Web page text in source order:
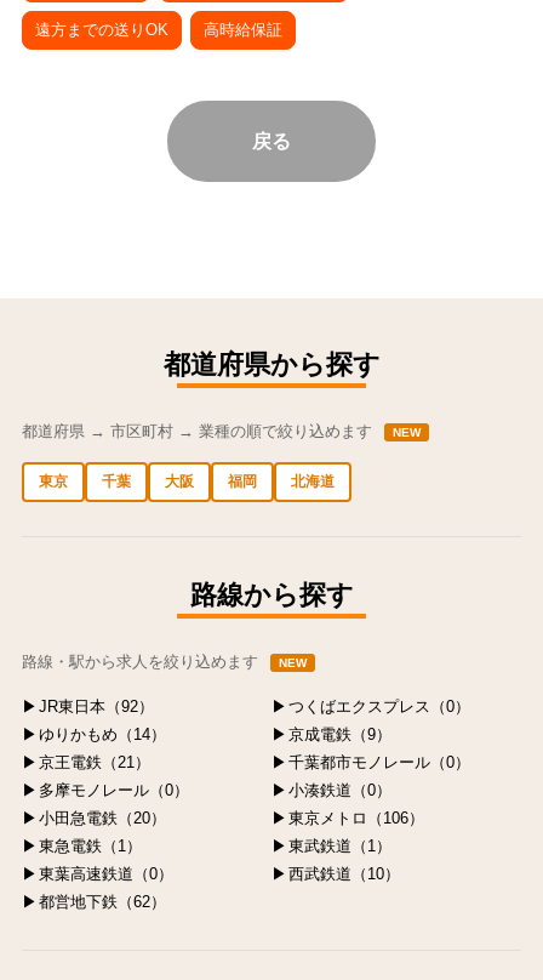
遠方までの送りOK 高時給保証
戻る
都道府県から探す
都道府県 → 市区町村 → 業種の順で絞り込めます NEW
東京 千葉 大阪 福岡 北海道
路線から探す
路線・駅から求人を絞り込めます NEW
JR東日本（92）
つくばエクスプレス（0）
ゆりかもめ（14）
京成電鉄（9）
京王電鉄（21）
千葉都市モノレール（0）
多摩モノレール（0）
小湊鉄道（0）
小田急電鉄（20）
東京メトロ（106）
東急電鉄（1）
東武鉄道（1）
東葉高速鉄道（0）
西武鉄道（10）
都営地下鉄（62）